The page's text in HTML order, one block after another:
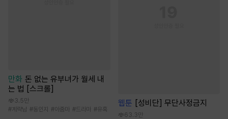
만화 돈 없는 유부녀가 월세 내
는 법 [스크롤]
3.5만
# 계략남 #동인지 #아줌마 #드라마 #유혹
웹툰 [성비단] 무단사정금지
63.3만